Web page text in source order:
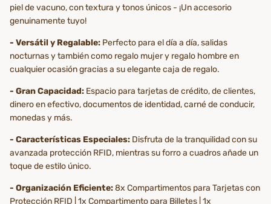
piel de vacuno, con textura y tonos únicos - ¡Un accesorio
genuinamente tuyo!
- Versátil y Regalable: Perfecto para el día a día, salidas
nocturnas y también como regalo mujer y regalo hombre en
cualquier ocasión gracias a su elegante caja de regalo.
- Gran Capacidad: Espacio para tarjetas de crédito, de clientes,
dinero en efectivo, documentos de identidad, carné de conducir,
monedas y más.
- Características Especiales: Disfruta de la tranquilidad con su
avanzada protección RFID, mientras su forro a cuadros añade un
toque de estilo único.
- Organización Eficiente:8x Compartimentos para Tarjetas con
Protección RFID | 1x Compartimento para Billetes | 1x